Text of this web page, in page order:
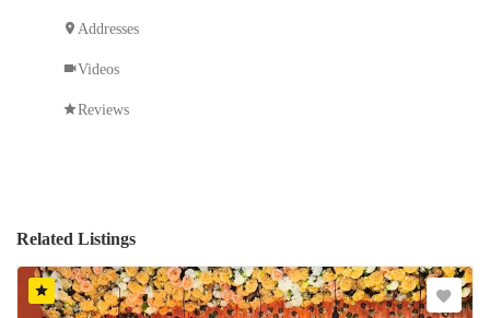
Addresses
Videos
Reviews
Related Listings